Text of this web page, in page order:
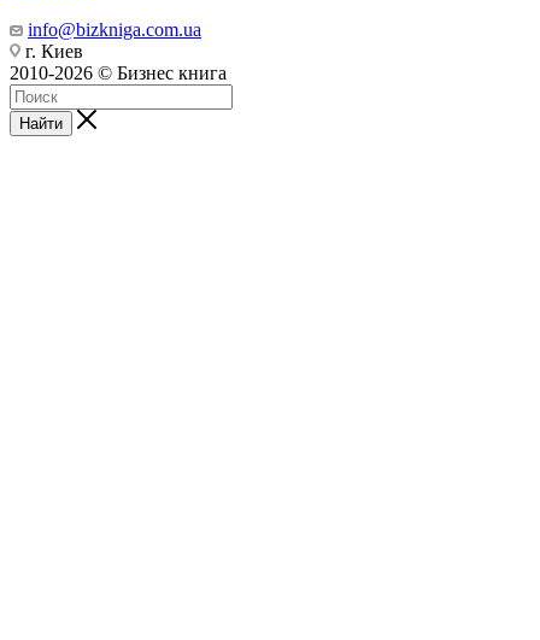
info@bizkniga.com.ua
г. Киев
2010-2026 © Бизнес книга
Найти